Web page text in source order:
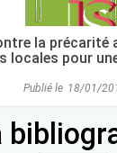
la précarité
locales pour
Publié le 18/01/